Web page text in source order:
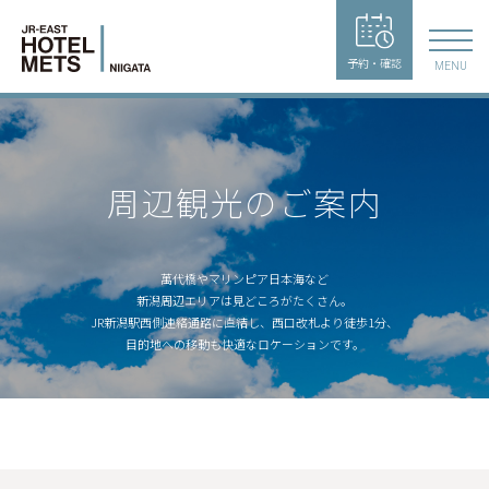
予約・確認 MENU
周辺観光のご案内
萬代橋やマリンピア日本海など
新潟周辺エリアは見どころがたくさん。
JR新潟駅西側連絡通路に直結し、西口改札より徒歩1分、
目的地への移動も快適なロケーションです。